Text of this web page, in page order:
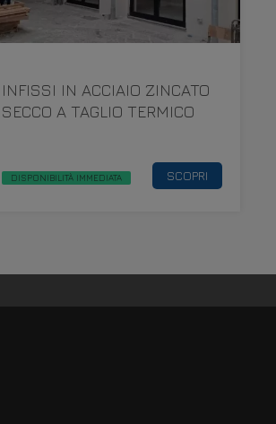
INFISSI IN ACCIAIO ZINCATO
SECCO A TAGLIO TERMICO
DISPONIBILITÀ IMMEDIATA SCOPRI